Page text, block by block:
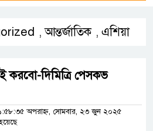
,আন্তর্জাতিক , এশিয়া
করবো-দিমিত্রি পেসকভ
অপরাহ্ন, সোমবার, ২৩ জুন ২০২৫